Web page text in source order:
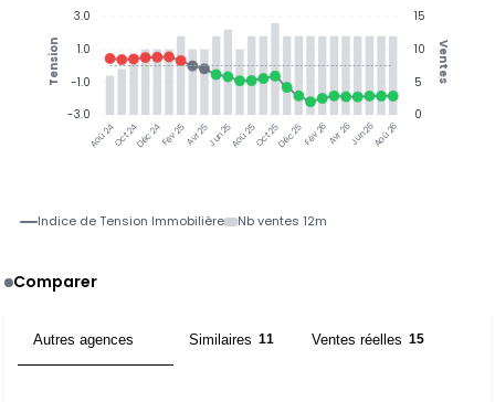
Aoû 24Oct 24Déc 24Fév 25Avr 25Jun 25Aoû 25Oct 25Déc 25Fév 26Avr 26Jun 26Aoû 26
15
10
5
0
Ventes
3.0
1.0
-1.0
-3.0
Tension
Indice de Tension Immobilière Nb ventes 12m
Comparer
Autres agences Similaires 11 Ventes réelles 15